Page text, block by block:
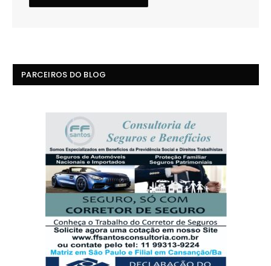
PARCEIROS DO BLOG